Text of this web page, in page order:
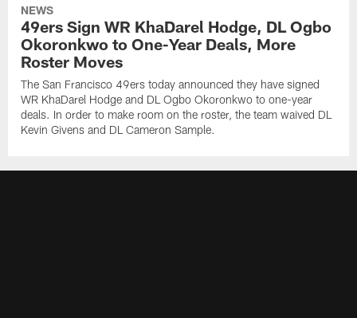
NEWS
49ers Sign WR KhaDarel Hodge, DL Ogbo
Okoronkwo to One-Year Deals, More
Roster Moves
The San Francisco 49ers today announced they have signed
WR KhaDarel Hodge and DL Ogbo Okoronkwo to one-year
deals. In order to make room on the roster, the team waived DL
Kevin Givens and DL Cameron Sample.